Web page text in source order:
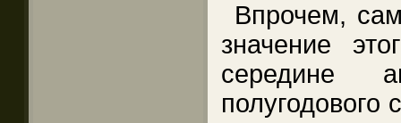
Впрочем,
значение
середине
полугодового